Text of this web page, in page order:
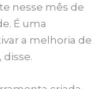
nesse mês de
É uma
a melhoria de